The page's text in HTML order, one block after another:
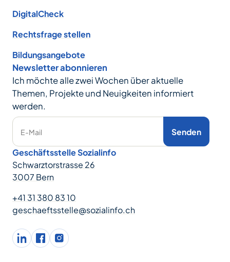
DigitalCheck
Rechtsfrage stellen
Bildungsangebote
Newsletter abonnieren
Ich möchte alle zwei Wochen über aktuelle
Themen, Projekte und Neuigkeiten informiert
werden.
E-Mail Senden
Geschäftsstelle Sozialinfo
Schwarztorstrasse 26
3007 Bern
+41 31 380 83 10
geschaeftsstelle@sozialinfo.ch
LinkedInfacebookInstagram